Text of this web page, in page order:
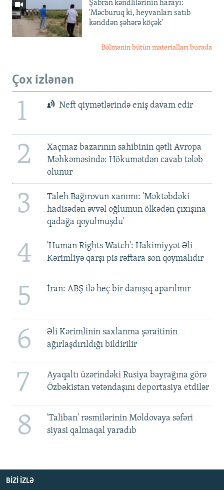
Şabran kəndlilərinin harayı:
'Məcburuq ki, heyvanları satıb
kənddən şəhərə köçək'
Bölmənin bütün materialları burada
Çox izlənən
1 Neft qiymətlərində eniş davam edir
2
Xaçmaz bazarının sahibinin qətli Avropa
Məhkəməsində: Hökumətdən cavab tələb
olunur
3
Taleh Bağırovun xanımı: 'Məktəbdəki
hadisədən əvvəl oğlumun ölkədən çıxışına
qadağa qoyulmuşdu'
4
'Human Rights Watch': Hakimiyyət Əli
Kərimliyə qarşı pis rəftara son qoymalıdır
5 İran: ABŞ ilə heç bir danışıq aparılmır
6
Əli Kərimlinin saxlanma şəraitinin
ağırlaşdırıldığı bildirilir
7
Ayaqaltı üzərindəki Rusiya bayrağına görə
Özbəkistan vətəndaşını deportasiya etdilər
8
'Taliban' rəsmilərinin Moldovaya səfəri
siyasi qalmaqal yaradıb
BIZI IZLƏ